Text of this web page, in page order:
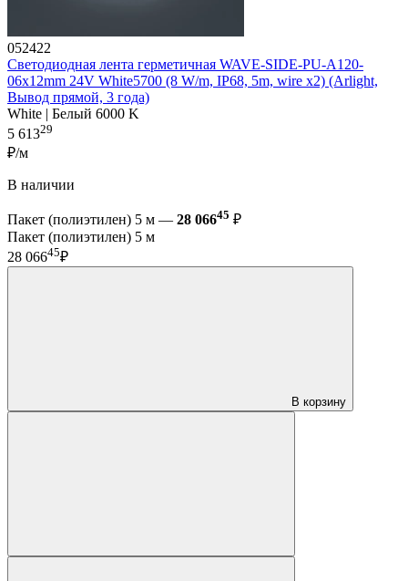
052422
Светодиодная лента герметичная WAVE-SIDE-PU-A120-
06x12mm 24V White5700 (8 W/m, IP68, 5m, wire x2) (Arlight,
Вывод прямой, 3 года)
White | Белый 6000 K
5 61329
₽/м
В наличии
Пакет (полиэтилен) 5 м — 28 06645 ₽
Пакет (полиэтилен) 5 м
28 06645₽
В корзину